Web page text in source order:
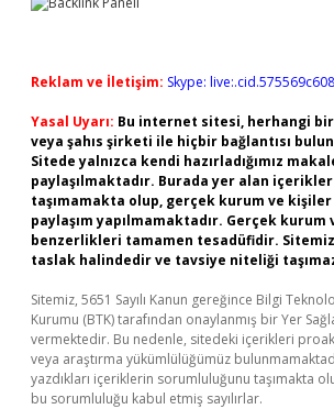
Reklam ve İletişim: Skype:
Yasal Uyarı: Bu internet sitesi, herhangi
veya şahıs şirketi ile hiçbir bağlantısı
Sitede yalnızca kendi hazırladığımız
paylaşılmaktadır. Burada yer alan
taşımamakta olup, gerçek kurum ve kişiler
paylaşım yapılmamaktadır. Gerçek
benzerlikleri tamamen tesadüfidir.
taslak halindedir ve tavsiye niteliği
Sitemiz, 5651 Sayılı Kanun gereğince Bilgi
Kurumu (BTK) tarafından onaylanmış bir Yer
vermektedir. Bu nedenle, sitedeki içerikleri
veya araştırma yükümlülüğümüz
yazdıkları içeriklerin sorumluluğunu taşımakta
bu sorumluluğu kabul etmiş sayılırlar.